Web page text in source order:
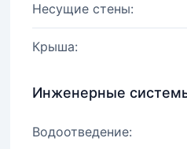
Несущие стены:
Крыша:
Инженерные
Водоотведение: